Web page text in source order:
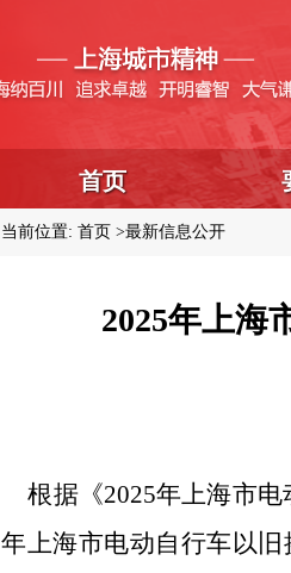
首页
当前位置: 首页 最新信息公开
2025年上海
根据《2025年上海市
年上海市电动自行车以